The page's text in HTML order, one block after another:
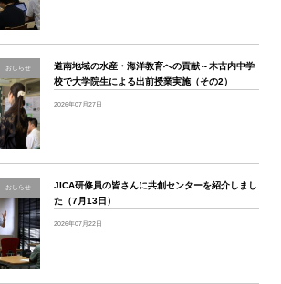
おしらせ
道南地域の水産・海洋教育への貢献～木古内中学
校で大学院生による出前授業実施（その2）
2026年07月27日
おしらせ
JICA研修員の皆さんに共創センターを紹介しまし
た（7月13日）
2026年07月22日